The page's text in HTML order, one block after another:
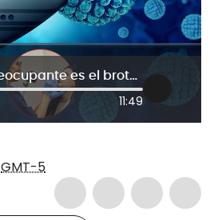
¿Qué tan preocupante es el brote de hantavirus detectado en un crucero? Médico explica
11:49
GMT-5